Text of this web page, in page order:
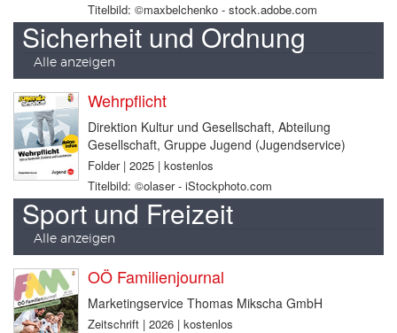
Titelbild: ©maxbelchenko - stock.adobe.com
Sicherheit und Ordnung
Alle anzeigen
Wehrpflicht
Direktion Kultur und Gesellschaft, Abteilung
Gesellschaft, Gruppe Jugend (Jugendservice)
Folder | 2025 | kostenlos
Titelbild: ©olaser - iStockphoto.com
Sport und Freizeit
Alle anzeigen
OÖ Familienjournal
Marketingservice Thomas Mikscha GmbH
Zeitschrift | 2026 | kostenlos